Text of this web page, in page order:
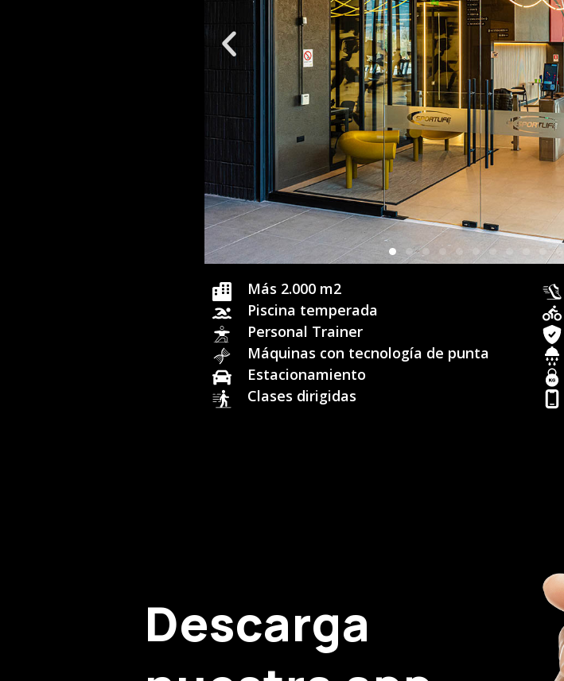
Más 2.000 m2
Piscina temperada
Personal Trainer
Máquinas con tecnología de punta
Estacionamiento
Clases dirigidas
Descarga